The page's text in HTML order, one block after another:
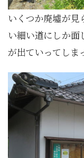
いくつか廃墟が見
い細い道にしか面
が出ていってしま